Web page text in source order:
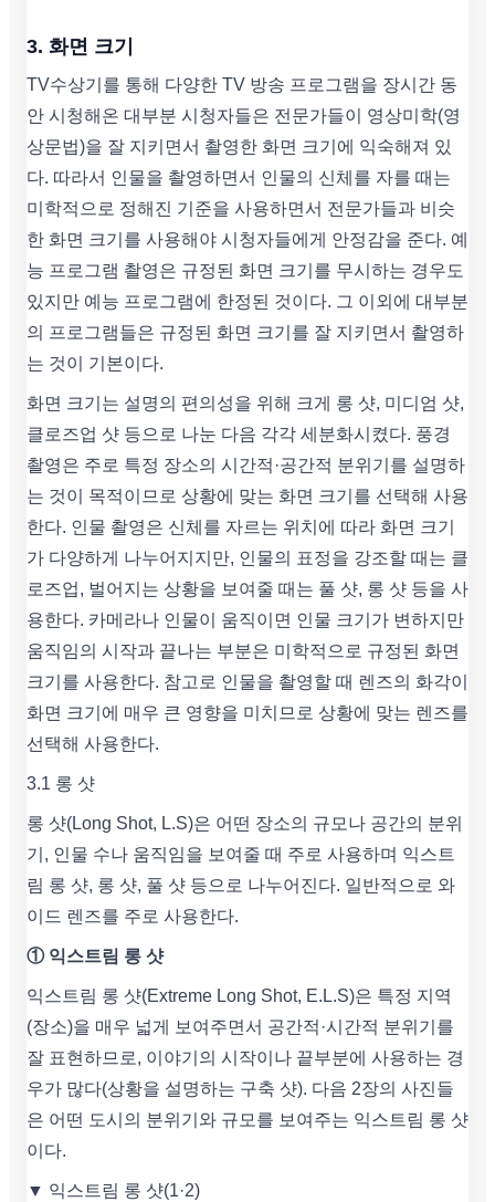
3. 화면 크기
TV수상기를 통해 다양한 TV 방송 프로그램을 장시간 동
안 시청해온 대부분 시청자들은 전문가들이 영상미학(영
상문법)을 잘 지키면서 촬영한 화면 크기에 익숙해져 있
다. 따라서 인물을 촬영하면서 인물의 신체를 자를 때는
미학적으로 정해진 기준을 사용하면서 전문가들과 비슷
한 화면 크기를 사용해야 시청자들에게 안정감을 준다. 예
능 프로그램 촬영은 규정된 화면 크기를 무시하는 경우도
있지만 예능 프로그램에 한정된 것이다. 그 이외에 대부분
의 프로그램들은 규정된 화면 크기를 잘 지키면서 촬영하
는 것이 기본이다.
화면 크기는 설명의 편의성을 위해 크게 롱 샷, 미디엄 샷,
클로즈업 샷 등으로 나눈 다음 각각 세분화시켰다. 풍경
촬영은 주로 특정 장소의 시간적·공간적 분위기를 설명하
는 것이 목적이므로 상황에 맞는 화면 크기를 선택해 사용
한다. 인물 촬영은 신체를 자르는 위치에 따라 화면 크기
가 다양하게 나누어지지만, 인물의 표정을 강조할 때는 클
로즈업, 벌어지는 상황을 보여줄 때는 풀 샷, 롱 샷 등을 사
용한다. 카메라나 인물이 움직이면 인물 크기가 변하지만
움직임의 시작과 끝나는 부분은 미학적으로 규정된 화면
크기를 사용한다. 참고로 인물을 촬영할 때 렌즈의 화각이
화면 크기에 매우 큰 영향을 미치므로 상황에 맞는 렌즈를
선택해 사용한다.
3.1 롱 샷
롱 샷(Long Shot, L.S)은 어떤 장소의 규모나 공간의 분위
기, 인물 수나 움직임을 보여줄 때 주로 사용하며 익스트
림 롱 샷, 롱 샷, 풀 샷 등으로 나누어진다. 일반적으로 와
이드 렌즈를 주로 사용한다.
① 익스트림 롱 샷
익스트림 롱 샷(Extreme Long Shot, E.L.S)은 특정 지역
(장소)을 매우 넓게 보여주면서 공간적·시간적 분위기를
잘 표현하므로, 이야기의 시작이나 끝부분에 사용하는 경
우가 많다(상황을 설명하는 구축 샷). 다음 2장의 사진들
은 어떤 도시의 분위기와 규모를 보여주는 익스트림 롱 샷
이다.
▼ 익스트림 롱 샷(1·2)